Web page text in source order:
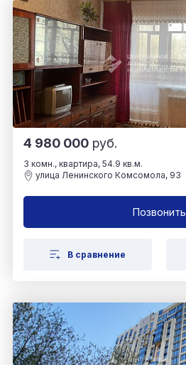
4 980 000 руб.
3 комн., квартира, 54.9 кв.м.
улица Ленинского Комсомола, 93
Позвонить
В сравнение